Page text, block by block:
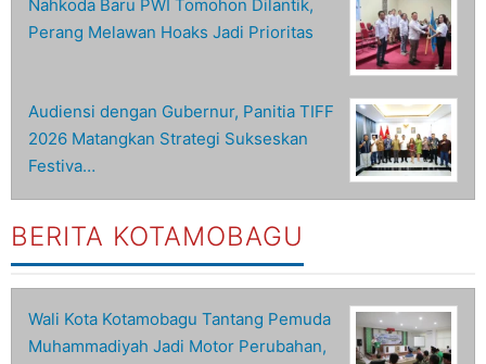
Nahkoda Baru PWI Tomohon Dilantik,
Perang Melawan Hoaks Jadi Prioritas
Audiensi dengan Gubernur, Panitia TIFF
2026 Matangkan Strategi Sukseskan
Festiva…
BERITA KOTAMOBAGU
Wali Kota Kotamobagu Tantang Pemuda
Muhammadiyah Jadi Motor Perubahan,